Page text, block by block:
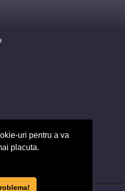
uri pentru a va
placuta.
Sector 6, Bucuresti,